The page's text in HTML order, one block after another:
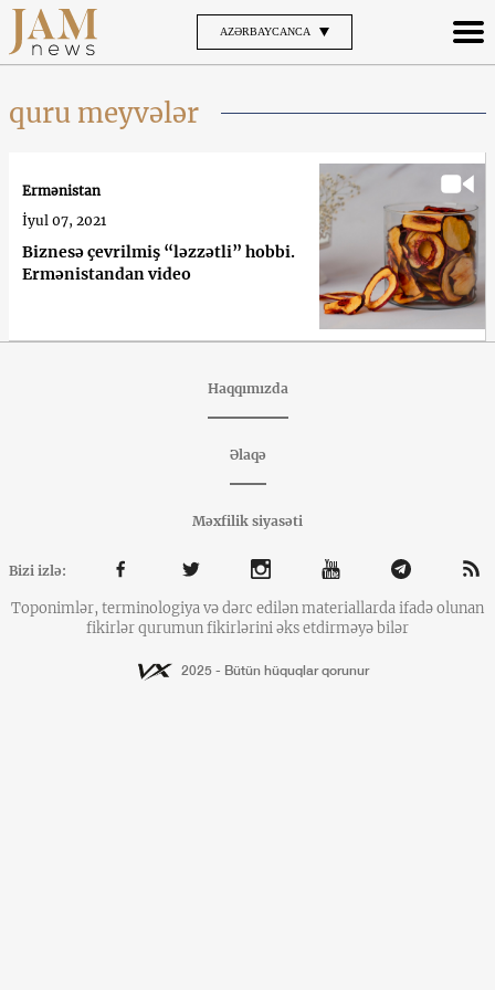
AZƏRBAYCANCA
quru meyvələr
Biznesə çevrilmiş “ləzzətli” hobbi.
Ermənistandan video
Ermənistan
İyul 07, 2021
Haqqımızda
Əlaqə
Məxfilik siyasəti
Bizi izlə:
Toponimlər, terminologiya və dərc edilən materiallarda ifadə olunan
fikirlər qurumun fikirlərini əks etdirməyə bilər
2025 - Bütün hüquqlar qorunur